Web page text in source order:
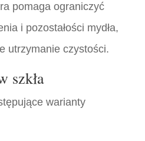
pomaga ograniczyć
i pozostałości mydła,
utrzymanie czystości.
szkła
warianty